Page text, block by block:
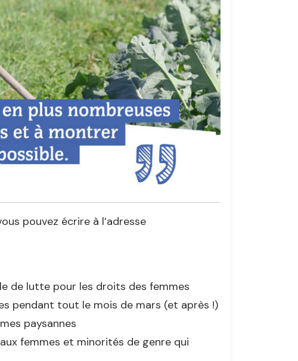
pouvez écrire à l’adresse
de lutte pour les droits des femmes
pendant tout le mois de mars (et après !)
paysannes
femmes et minorités de genre qui